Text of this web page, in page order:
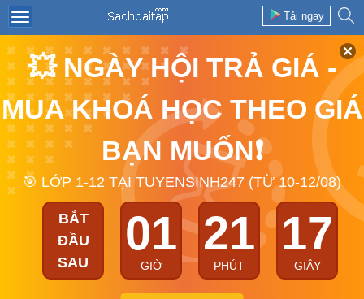
Tải ngay
💥 NGÀY HỘI TRẢ GIÁ -
MUA KHOÁ HỌC THEO GIÁ
BẠN MUỐN❗
🎯 LỚP 1-12 TẠI TUYENSINH247 (TỪ 10-12/08)
BẮT
ĐẦU
SAU
01
GIỜ
21
PHÚT
16
GIÂY